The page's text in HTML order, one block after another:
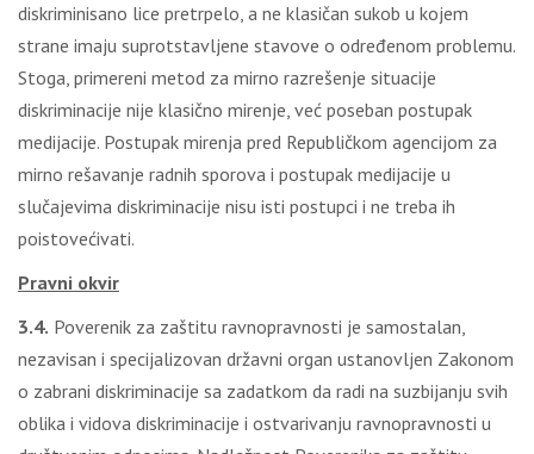
diskriminisano lice pretrpelo, a ne klasičan sukob u kojem
strane imaju suprotstavljene stavove o određenom problemu.
Stoga, primereni metod za mirno razrešenje situacije
diskriminacije nije klasično mirenje, već poseban postupak
medijacije. Postupak mirenja pred Republičkom agencijom za
mirno rešavanje radnih sporova i postupak medijacije u
slučajevima diskriminacije nisu isti postupci i ne treba ih
poistovećivati.
Pravni okvir
3.4. Poverenik za zaštitu ravnopravnosti je samostalan,
nezavisan i specijalizovan državni organ ustanovljen Zakonom
o zabrani diskriminacije sa zadatkom da radi na suzbijanju svih
oblika i vidova diskriminacije i ostvarivanju ravnopravnosti u